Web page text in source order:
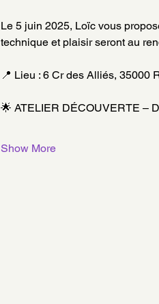
Le 5 juin 2025, Loïc vous
technique et plaisir seront au
📍 Lieu : 6 Cr des Alliés, 35000
🌟 ATELIER DÉCOUVERTE –
Show More